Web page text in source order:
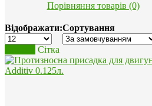
Порівняння товарів (0)
Відображати:Сортування
Сітка